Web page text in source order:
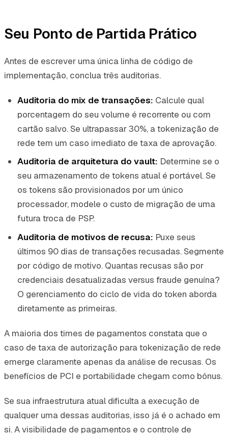
Seu Ponto de Partida Prático
Antes de escrever uma única linha de código de
implementação, conclua três auditorias.
Auditoria do mix de transações: Calcule qual
porcentagem do seu volume é recorrente ou com
cartão salvo. Se ultrapassar 30%, a tokenização de
rede tem um caso imediato de taxa de aprovação.
Auditoria de arquitetura do vault: Determine se o
seu armazenamento de tokens atual é portável. Se
os tokens são provisionados por um único
processador, modele o custo de migração de uma
futura troca de PSP.
Auditoria de motivos de recusa: Puxe seus
últimos 90 dias de transações recusadas. Segmente
por código de motivo. Quantas recusas são por
credenciais desatualizadas versus fraude genuína?
O gerenciamento do ciclo de vida do token aborda
diretamente as primeiras.
A maioria dos times de pagamentos constata que o
caso de taxa de autorização para tokenização de rede
emerge claramente apenas da análise de recusas. Os
benefícios de PCI e portabilidade chegam como bônus.
Se sua infraestrutura atual dificulta a execução de
qualquer uma dessas auditorias, isso já é o achado em
si. A visibilidade de pagamentos e o controle de